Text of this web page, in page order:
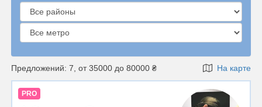
Предложений: 7, от 35000 до 80000 ₴ На карте
PRO